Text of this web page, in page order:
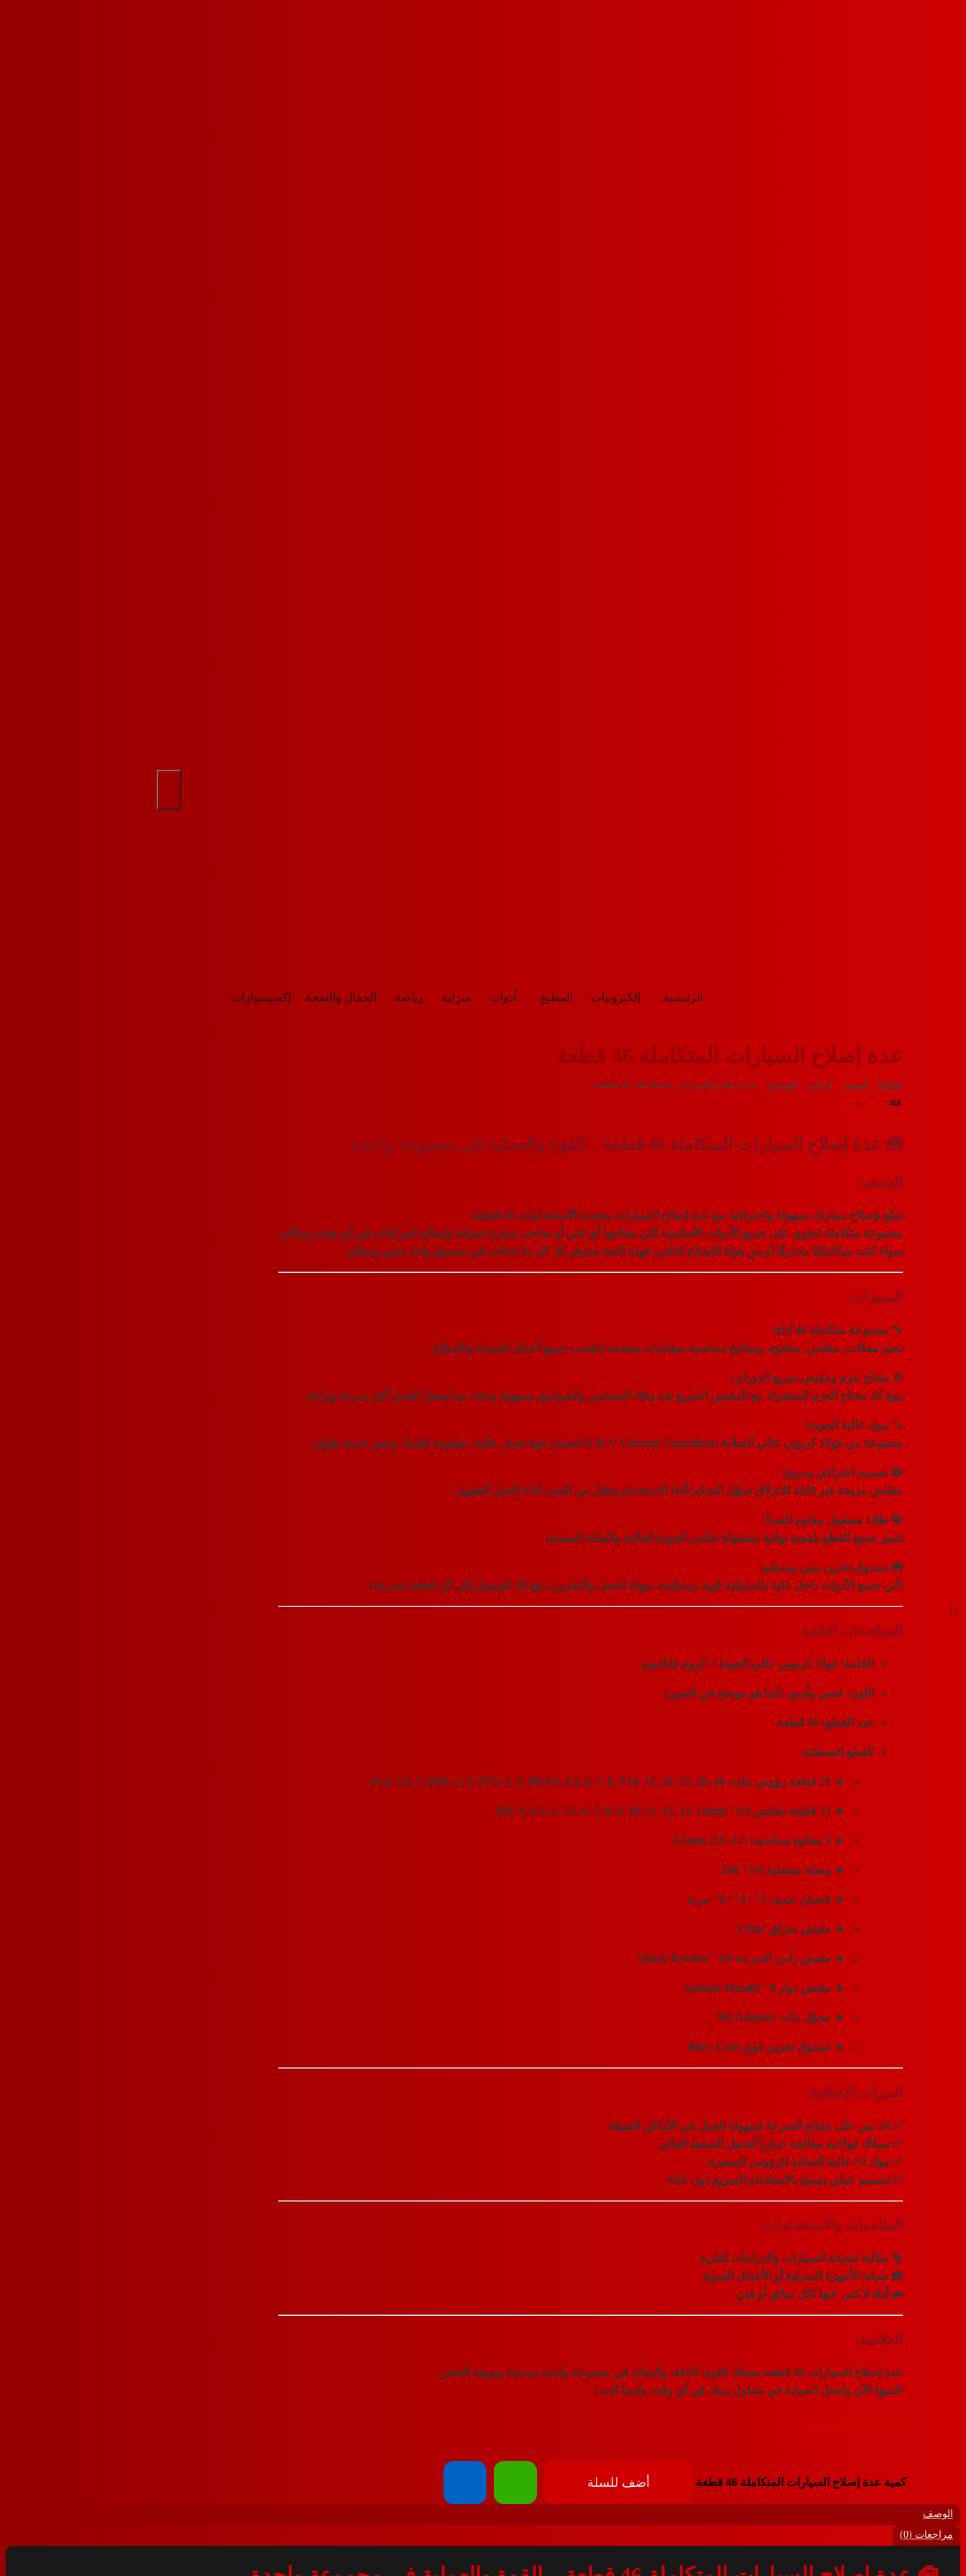
الرئيسية إلكترونيات المطبخ أدوات منزلية رياضة الجمال والصحة إكسيسوارات
عدة إصلاح السيارات المتكاملة 46 قطعة
Home المتجر أدوات للصيانة عدة إصلاح السيارات المتكاملة 46 قطعة
فئة : ,
🧰 عدة إصلاح السيارات المتكاملة 46 قطعة – القوة والعملية في مجموعة واحدة
الوصف:
تمتّع بإصلاح سيارتك بسهولة واحترافية مع عدة إصلاح السيارات متعددة الاستخدامات 46 قطعة
.
مجموعة متكاملة تحتوي على جميع الأدوات الأساسية التي يحتاجها أي فني أو صاحب سيارة لصيانة وإصلاح المركبات في أي وقت ومكان.
سواء كنت ميكانيكيًا محترفًا أو من هواة الإصلاح الذاتي، فهذه العدة ستوفر لك كل ما تحتاجه في صندوق واحد متين ومنظم.
المميزات:
🔧 مجموعة متكاملة 46 أداة:
تضم مفكات، مقابس، مفاتيح، ومفاتيح سداسية بمقاسات متعددة لتناسب جميع أعمال الصيانة والإصلاح.
⚙️ مفتاح عزم ومقبض سريع الدوران:
يتيح لك مفتاح العزم المشترك مع المقبض السريع شد وفك المسامير والصواميل بسهولة ودقة، مما يجعل العمل أكثر سرعة وراحة.
🪛 مواد عالية الجودة:
مصنوعة من فولاذ كربوني عالي الصلابة (CR-V Chrome Vanadium) لضمان قوة تحمل عالية، مقاومة للصدأ، وعمر خدمة طويل.
🧩تصميم احترافي ومريح:
مقابض مريحة غير قابلة للانزلاق تسهّل التحكم أثناء الاستخدام وتقلل من التعب أثناء العمل الطويل.
💎 طلاء مصقول مقاوم للصدأ:
تتميز جميع القطع بلمسة نهائية مصقولة تعكس الجودة العالية والمتانة الممتدة.
🧰 صندوق تخزين متين ومنظم:
تأتي جميع الأدوات داخل علبة بلاستيكية قوية ومنظمة، سهلة الحمل والتخزين، تتيح لك الوصول إلى كل قطعة بسرعة.
المواصفات التقنية:
الخامة: فولاذ كربوني عالي الجودة + كروم فاناديوم
اللون: فضي وأسود (كما هو موضح في الصور)
عدد القطع:
القطع المضمّنة:
🔹 21 قطعة رؤوس بتات:
🔹 13 قطعة مقابس 1/4" DR: 4, 4.5, 5, 5.5, 6, 7, 8, 9, 10, 11, 12, 13, 14mm
🔹 3 مفاتيح سداسية:
🔹 وصلة مفصلية 1/4" DR
🔹 قضبان تمديد:
🔹 مقبض منزلق T-Bar
🔹 مقبض رأس السرعة 1/4" Quick Ratchet
🔹 مقبض دوار 6" Spinner Handle
🔹 محوّل بتات Bit Adaptor
🔹 صندوق تخزين قوي Blow Case
الميزات الإضافية:
✅ 24 سن على مفتاح السرعة لسهولة العمل في الأماكن الضيقة
✅ سبائك فولاذية معالجة حرارياً لتحمل الضغط العالي
✅ مواد S2 عالية الصلابة للرؤوس الصغيرة
✅ تصميم عملي يسمح بالاستخدام السريع دون عناء
المناسبات والاستخدامات:
🔩 مثالية لصيانة السيارات والدراجات النارية
🧰 صيانة الأجهزة المنزلية أو الأعمال اليدوية
🚗 أداة لا غنى عنها لكل سائق أو فني
الخلاصة:
عدة إصلاح السيارات 46 قطعة
تمنحك القوة، الدقة، والمتانة في مجموعة واحدة مدمجة وسهلة الحمل.
اقتنيها الآن واجعل الصيانة في متناول يديك في أي وقت وأينما كنت!
كمية عدة إصلاح السيارات المتكاملة 46 قطعة أضف للسلة
الوصف
مراجعات (0)